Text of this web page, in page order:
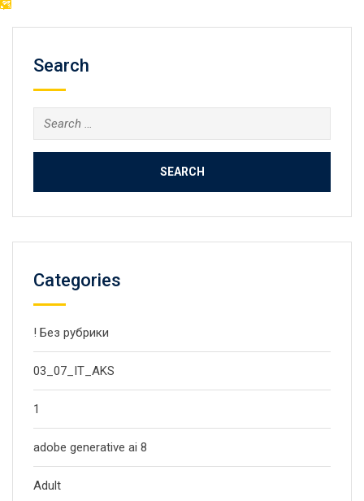
Search
Search
for:
Categories
! Без рубрики
03_07_IT_AKS
1
adobe generative ai 8
Adult